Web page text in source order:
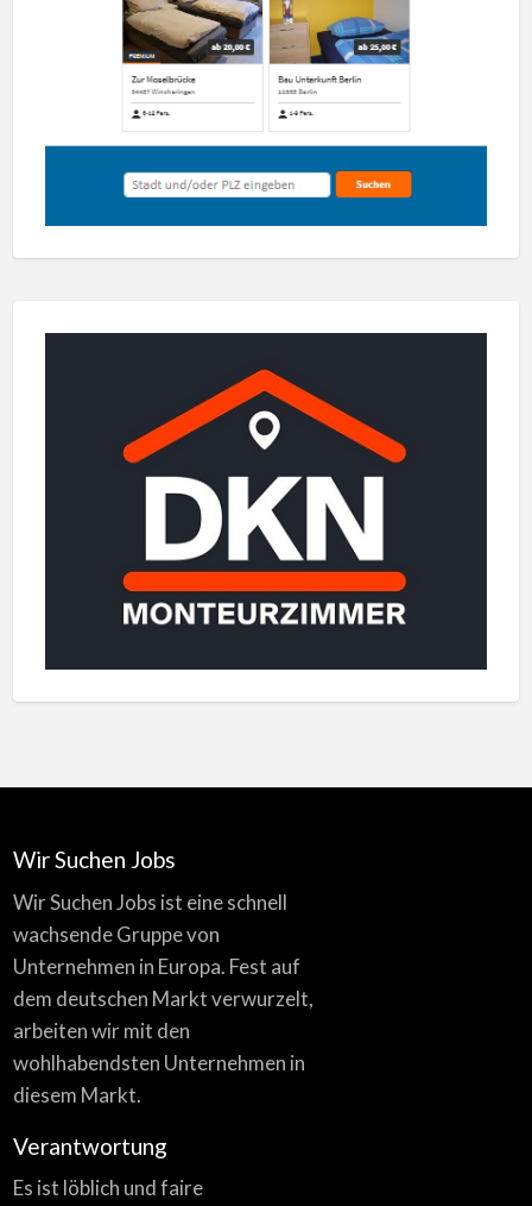
Wir Suchen Jobs
Wir Suchen Jobs ist eine schnell
wachsende Gruppe von
Unternehmen in Europa. Fest auf
dem deutschen Markt verwurzelt,
arbeiten wir mit den
wohlhabendsten Unternehmen in
diesem Markt.
Verantwortung
Es ist löblich und faire